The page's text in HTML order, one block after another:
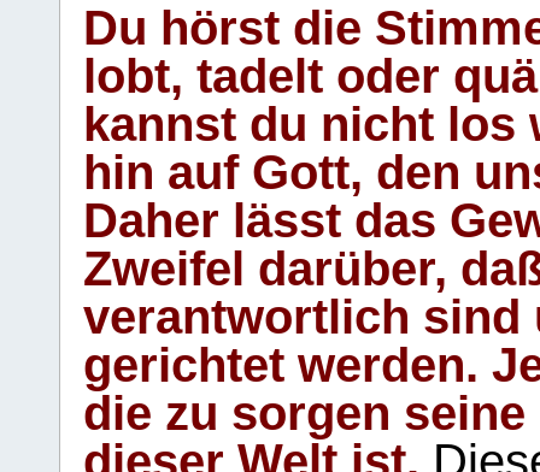
Du hörst die
lobt, tadelt oder
kannst du nicht los
hin auf Gott, den
Daher lässt das
Zweifel darüber,
verantwortlich sind
gerichtet werden.
die zu sorgen
dieser Welt ist.